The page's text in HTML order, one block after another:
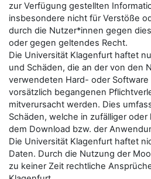
zur Verfügung gestellten
insbesondere nicht für Verstöße
durch die Nutzer*innen gegen
oder gegen geltendes Recht.
Die Universität Klagenfurt haftet
und Schäden, die an der von den
verwendeten Hard- oder Software
vorsätzlich begangenen
mitverursacht werden. Dies
Schäden, welche in zufälliger
dem Download bzw. der
Die Universität Klagenfurt haftet
Daten. Durch die Nutzung der
zu keiner Zeit rechtliche